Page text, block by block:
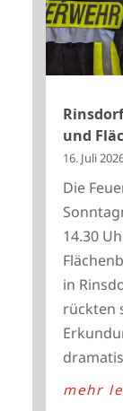
und
16. Juli
Die
14.30
in
rückten
mehr